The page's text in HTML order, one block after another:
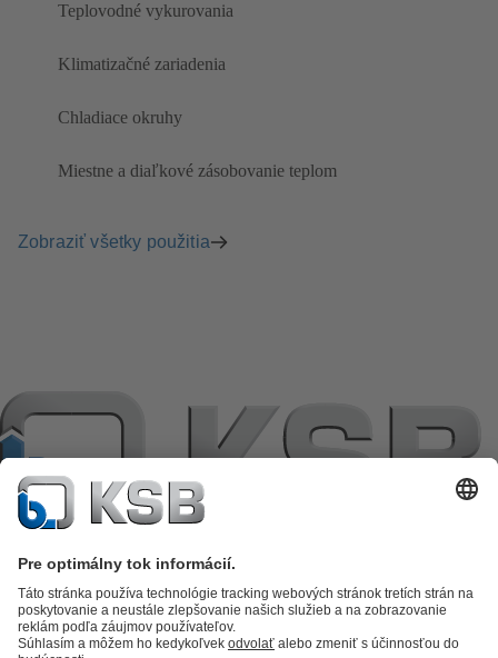
Teplovodné vykurovania
Klimatizačné zariadenia
Chladiace okruhy
Miestne a diaľkové zásobovanie teplom
Zobraziť všetky použitia
Katalóg produktovKSB SupremeServ: Premium service for pumps
and valvesKSB SupremeServ: Spare partsNákupný košíkSoftware a